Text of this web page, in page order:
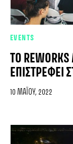
EVENTS
TO
ΕΠΙΣΤΡΈΦΕΙ
10 ΜΑΪ́ΟΥ, 2022